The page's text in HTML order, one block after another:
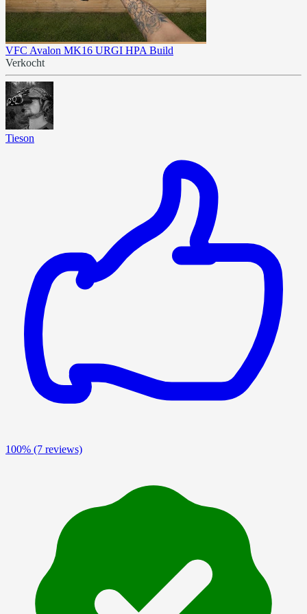
VFC Avalon MK16 URGI HPA Build
Verkocht
Tieson
100% (7 reviews)